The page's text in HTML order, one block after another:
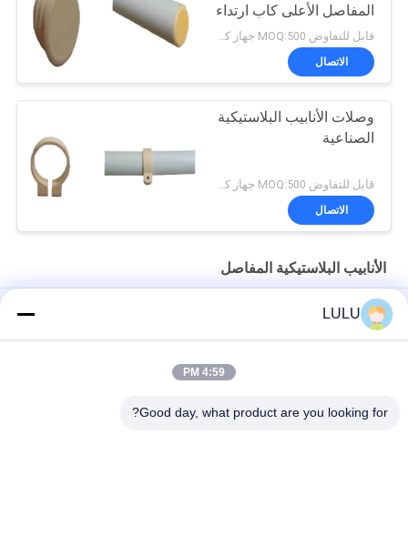
المفاصل الأعلى كاب ارتداء
المقاومة
قابل للتفاوض MOQ:500 جهاز كمبيوتر شخصى
الاتصال
وصلات الأنابيب البلاستيكية
الصناعية
قابل للتفاوض MOQ:500 جهاز كمبيوتر شخصى
الاتصال
الأنابيب البلاستيكية المفاصل
البيج الأسود الأنابيب البلاستيكية موصل البلاستيك الأنابيب البلاستيكية
التجهيزات عبس متريال 4 طرق
LULU
4:59 PM
Good day, what product are you looking for?